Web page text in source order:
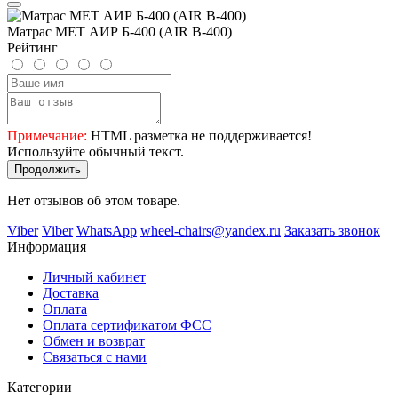
Матрас MET АИР Б-400 (AIR B-400)
Рейтинг
Примечание: HTML разметка не поддерживается!
Используйте обычный текст.
Продолжить
Нет отзывов об этом товаре.
Viber Viber WhatsApp wheel-chairs@yandex.ru Заказать звонок
Информация
Личный кабинет
Доставка
Оплата
Оплата сертификатом ФСС
Обмен и возврат
Связаться с нами
Категории